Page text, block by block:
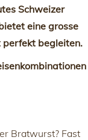
Schweizer
eine grosse
perfekt begleiten.
Bratwurst? Fast